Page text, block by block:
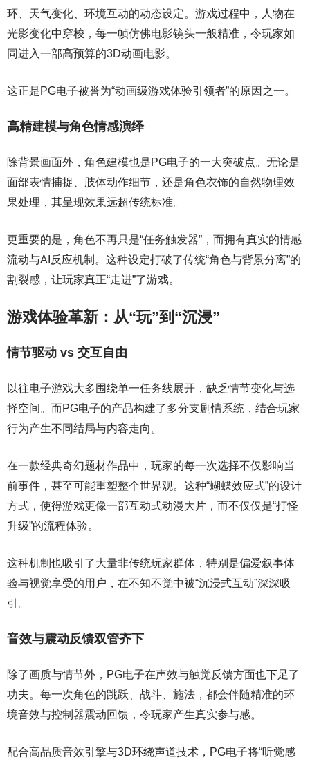
环、天气变化、环境互动的动态设定。游戏过程中，人物在
光影变化中穿梭，每一帧仿佛电影镜头一般精准，令玩家如
同进入一部高预算的3D动画电影。
这正是PG电子被誉为“动画级游戏体验引领者”的原因之一。
高精建模与角色情感演绎
除背景画面外，角色建模也是PG电子的一大突破点。无论是
面部表情捕捉、肢体动作细节，还是角色衣饰的自然物理效
果处理，其呈现效果远超传统标准。
更重要的是，角色不再只是“任务触发器”，而拥有真实的情感
流动与AI反应机制。这种设定打破了传统“角色与背景分离”的
割裂感，让玩家真正“走进”了游戏。
游戏体验革新：从“玩”到“沉浸”
情节驱动 vs 交互自由
以往电子游戏大多围绕单一任务线展开，缺乏情节变化与选
择空间。而PG电子的产品构建了多分支剧情系统，结合玩家
行为产生不同结局与内容走向。
在一款经典奇幻题材作品中，玩家的每一次选择不仅影响当
前事件，甚至可能重塑整个世界观。这种“蝴蝶效应式”的设计
方式，使得游戏更像一部互动式动漫大片，而不仅仅是“打怪
升级”的流程体验。
这种机制也吸引了大量非传统玩家群体，特别是偏爱叙事体
验与视觉享受的用户，在不知不觉中被“沉浸式互动”深深吸
引。
音效与震动反馈双管齐下
除了画质与情节外，PG电子在声效与触觉反馈方面也下足了
功夫。每一次角色的跳跃、战斗、施法，都会伴随精准的环
境音效与控制器震动回馈，令玩家产生真实参与感。
配合高品质音效引擎与3D环绕声道技术，PG电子将“听觉感